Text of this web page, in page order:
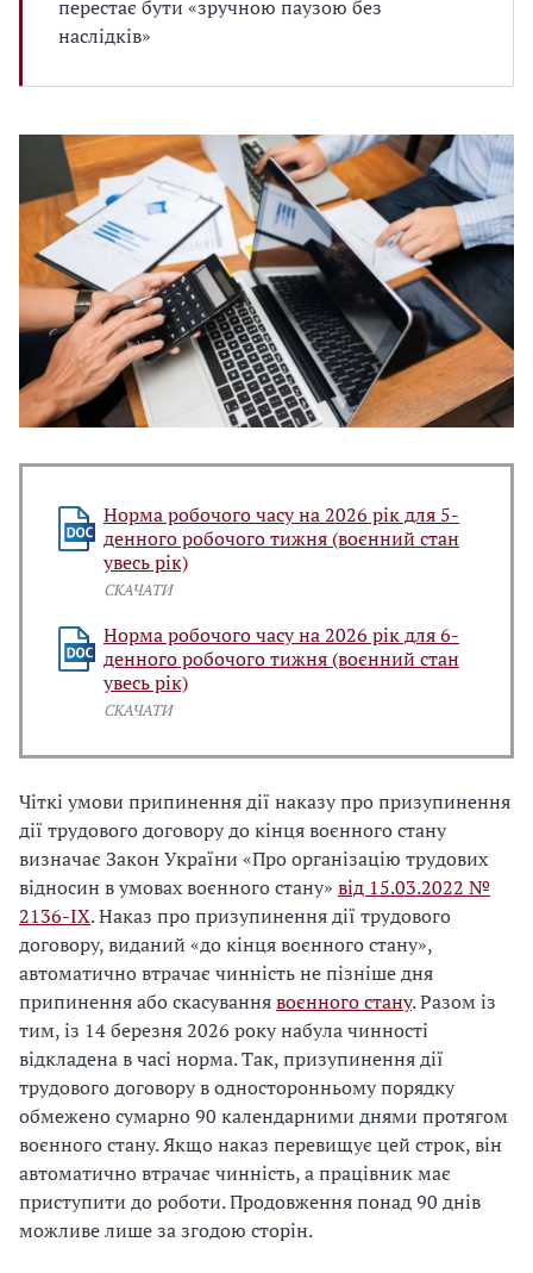
перестає бути «зручною паузою без
наслідків»
Норма робочого часу на 2026 рік для 5-
денного робочого тижня (воєнний стан
увесь рік)
СКАЧАТИ
Норма робочого часу на 2026 рік для 6-
денного робочого тижня (воєнний стан
увесь рік)
СКАЧАТИ
Чіткі умови припинення дії наказу про призупинення
дії трудового договору до кінця воєнного стану
визначає Закон України «Про організацію трудових
відносин в умовах воєнного стану» від 15.03.2022 №
2136-IX. Наказ про призупинення дії трудового
договору, виданий «до кінця воєнного стану»,
автоматично втрачає чинність не пізніше дня
припинення або скасуваннявоєнного стану. Разом із
тим, із 14 березня 2026 року набула чинності
відкладена в часі норма. Так, призупинення дії
трудового договору в односторонньому порядку
обмежено сумарно 90 календарними днями протягом
воєнного стану. Якщо наказ перевищує цей строк, він
автоматично втрачає чинність, а працівник має
приступити до роботи. Продовження понад 90 днів
можливе лише за згодою сторін.